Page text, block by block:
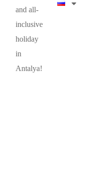
and all-
inclusive
holiday
in
Antalya!